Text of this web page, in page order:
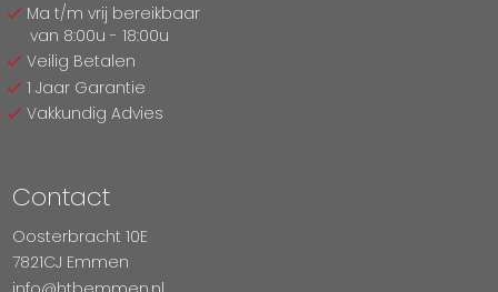
Ma t/m vrij bereikbaar
van 8:00u - 18:00u
Veilig Betalen
1 Jaar Garantie
Vakkundig Advies
Contact
Oosterbracht 10E
7821CJ Emmen